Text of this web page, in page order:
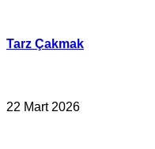
Tarz Çakmak
22 Mart 2026